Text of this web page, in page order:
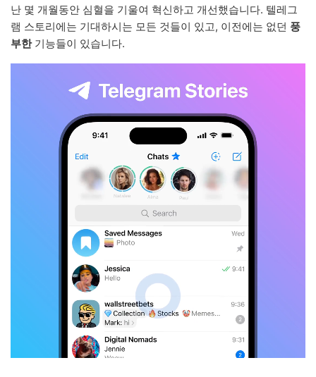
난 몇 개월동안 심혈을 기울여 혁신하고 개선했습니다. 텔레그
램 스토리에는 기대하시는 모든 것들이 있고, 이전에는 없던 풍
부한기능들이 있습니다.